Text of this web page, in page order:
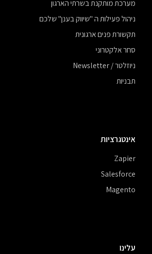
מערכת מותקנת בשרתי הארגון
ניהול פעילות ה "שיווק בענן" שלכם
תקשורת פנים ארגונית
סחר אלקטרוני
ניוזלטר / Newsletter
תבניות
אינטגרציות
Zapier
Salesforce
Magento
עלינו